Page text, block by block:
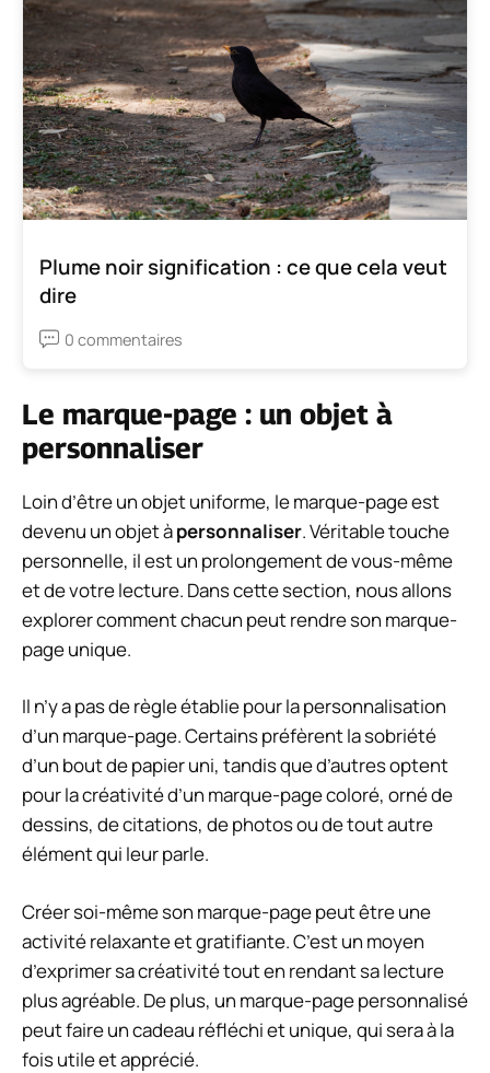
Plume noir signification : ce que cela veut
dire
0 commentaires
Le marque-page : un objet à
personnaliser
Loin d’être un objet uniforme, le marque-page est
devenu un objet àpersonnaliser. Véritable touche
personnelle, il est un prolongement de vous-même
et de votre lecture. Dans cette section, nous allons
explorer comment chacun peut rendre son marque-
page unique.
Il n’y a pas de règle établie pour la personnalisation
d’un marque-page. Certains préfèrent la sobriété
d’un bout de papier uni, tandis que d’autres optent
pour la créativité d’un marque-page coloré, orné de
dessins, de citations, de photos ou de tout autre
élément qui leur parle.
Créer soi-même son marque-page peut être une
activité relaxante et gratifiante. C’est un moyen
d’exprimer sa créativité tout en rendant sa lecture
plus agréable. De plus, un marque-page personnalisé
peut faire un cadeau réfléchi et unique, qui sera à la
fois utile et apprécié.